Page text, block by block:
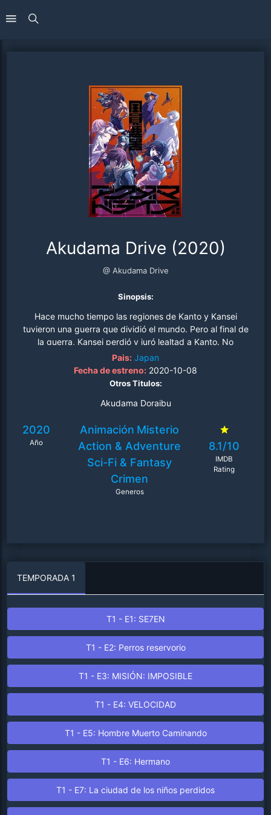
Akudama Drive (2020)
@ Akudama Drive
Sinopsis:
Hace mucho tiempo las regiones de Kanto y Kansei
tuvieron una guerra que dividió el mundo. Pero al final de
la guerra, Kansei perdió y juró lealtad a Kanto. No
obstante, el gobierno y la fuerza policial de Kansei no
aceptaron la derrota, por lo que el crimen dominó la
región. A estos criminales se les conoce como
Pais: Japan
Fecha de estreno: 2020-10-08
Otros Titulos:
Akudama Doraibu
2020
Año
Animación Misterio
Action & Adventure
Sci-Fi & Fantasy
Crimen
Generos
8.1/10
IMDB
Rating
TEMPORADA 1
T1 - E1: SE7EN
T1 - E2: Perros reservorio
T1 - E3: MISIÓN: IMPOSIBLE
T1 - E4: VELOCIDAD
T1 - E5: Hombre Muerto Caminando
T1 - E6: Hermano
T1 - E7: La ciudad de los niños perdidos